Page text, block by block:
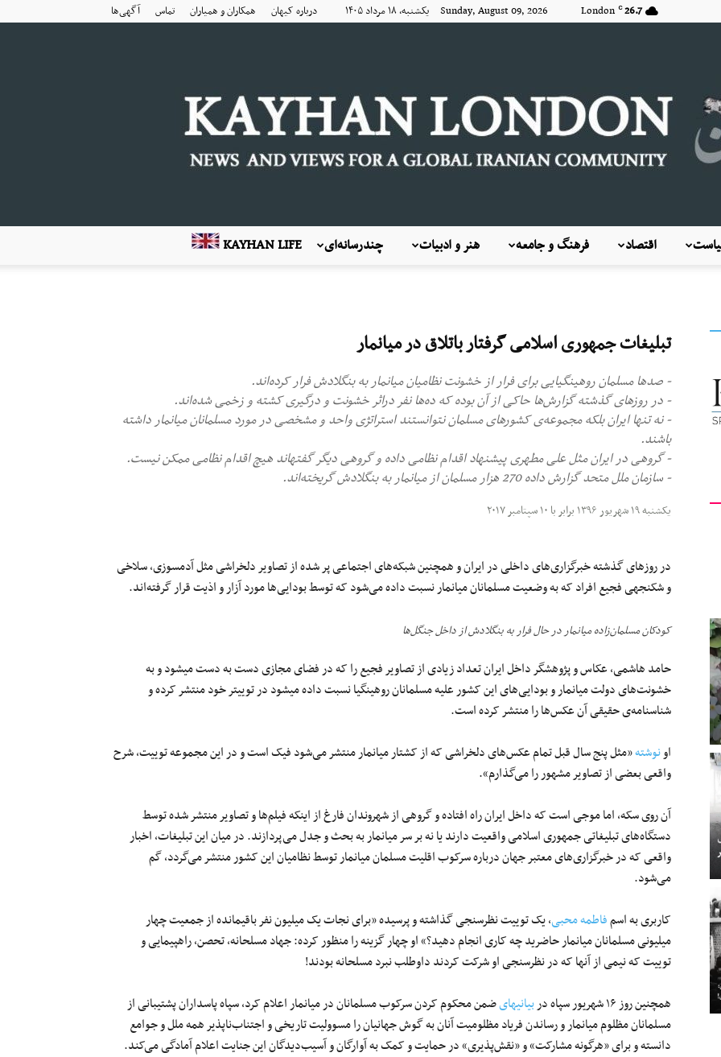
26.7
C
London Sunday, August 09, 2026 یکشنبه, ۱۸ مرداد ۱۴۰۵ درباره کیهان همکاران و همیاران تماس آگهی‌ها
کیهان
لندن
KAYHAN LIFE چندرسانه‌ای هنر و ادبیات فرهنگ و جامعه اقتصاد
تبلیغات جمهوری اسلامی گرفتار باتلاق در میانمار
- صدها مسلمان روهینگیایی برای فرار از خشونت‎ نظامیان میانمار به بنگلادش فرار کرده‌اند.
- در روزهای گذشته گزارش‌ها حاکی از آن بوده که ده‌ها نفر دراثر خشونت و درگیری کشته و زخمی شده‌اند.
- نه تنها ایران بلکه مجموعه‏‌ی کشورهای مسلمان نتوانستند استراتژی واحد و مشخصی در مورد مسلمانان میانمار داشته
باشند.
- گروهی در ایران مثل علی مطهری پیشنهاد اقدام نظامی داده و گروهی دیگر گفته‎اند هیچ اقدام نظامی ممکن نیست.
- سازمان ملل متحد گزارش داده 270 هزار مسلمان از میانمار به بنگلادش گریخته‌اند.
یکشنبه ۱۹ شهریور ۱۳۹۶ برابر با ۱۰ سپتامبر ۲۰۱۷
در روزهای گذشته خبرگزاری‌های داخلی در ایران و همچنین شبکه‌های اجتماعی پر شده از تصاویر دلخراشی مثل آدم‎سوزی، سلاخی
و شکنجه‎ی فجیع افراد که به وضعیت مسلمانان میانمار نسبت داده‌ می‌شود که توسط بودایی‌ها مورد آزار و اذیت قرار گرفته‌اند.
کودکان مسلمان‌زاده میانمار در حال فرار به بنگلادش از داخل جنگل‌ها
حامد هاشمی، عکاس و پژوهشگر داخل ایران تعداد زیادی از تصاویر فجیع را که در فضای مجازی دست به دست می‎شود و به
خشونت‌های دولت میانمار و بودایی‌های این کشور علیه مسلمانان روهینگیا نسبت داده می‎شود در توییتر خود منتشر کرده و
شناسنامه‌‏ی حقیقی آن عکس‌ها را منتشر کرده است.
اونوشته«مثل پنج سال قبل تمام عکس‌های دلخراشی که از کشتار میانمار منتشر می‌شود فیک است و در این مجموعه توییت، شرح
واقعی بعضی از تصاویر مشهور را می‌گذارم».
آن روی سکه، اما موجی است که داخل ایران راه افتاده و گروهی از شهروندان فارغ از اینکه فیلم‌ها و تصاویر منتشر شده توسط
دستگاه‌های تبلیغاتی جمهوری اسلامی واقعیت دارند یا نه بر سر میانمار به بحث و جدل می‌پردازند. در میان این تبلیغات، اخبار
واقعی که در خبرگزاری‌های معتبر جهان درباره سرکوب اقلیت مسلمان میانمار توسط نظامیان این کشور منتشر می‌گردد، گم
می‌شود.
کاربری به اسمفاطمه محبی، یک توییت نظرسنجی گذاشته و پرسیده «برای نجات یک میلیون نفر باقیمانده از جمعیت چهار
میلیونی مسلمانان میانمار حاضرید چه کاری انجام دهید؟» او چهار گزینه را منظور کرده: جهاد مسلحانه، تحصن، راهپیمایی و
توییت که نیمی از آنها که در نظرسنجی او شرکت کردند داوطلب نبرد مسلحانه بودند!
همچنین روز ۱۶ شهریور سپاه در
بیانیه‎ای
ضمن محکوم کردن سرکوب مسلمانان در میانمار اعلام کرد، سپاه پاسداران پشتیبانی از
مسلمانان مظلوم میانمار و رساندن فریاد مظلومیت آنان به گوش جهانیان را مسوولیت تاریخی و اجتناب‌ناپذیر همه ملل و جوامع
دانسته و برای «هرگونه مشارکت» و «نقش‌پذیری» در حمایت و کمک به آوارگان و آسیب‌دیدگان این جنایت اعلام آمادگی می‌کند.